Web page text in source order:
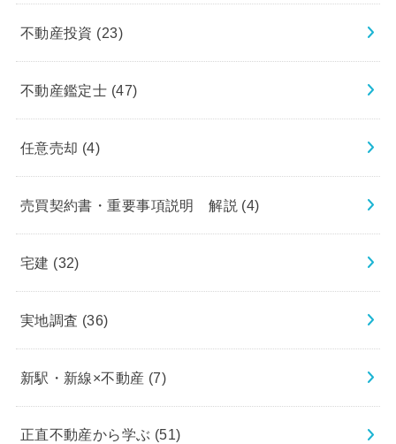
不動産投資 (23)
不動産鑑定士 (47)
任意売却 (4)
売買契約書・重要事項説明 解説 (4)
宅建 (32)
実地調査 (36)
新駅・新線×不動産 (7)
正直不動産から学ぶ (51)